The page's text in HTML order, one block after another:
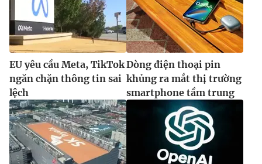
EU yêu cầu Meta, TikTok
ngăn chặn thông tin sai
lệch
Dòng điện thoại pin
khủng ra mắt thị trường
smartphone tầm trung